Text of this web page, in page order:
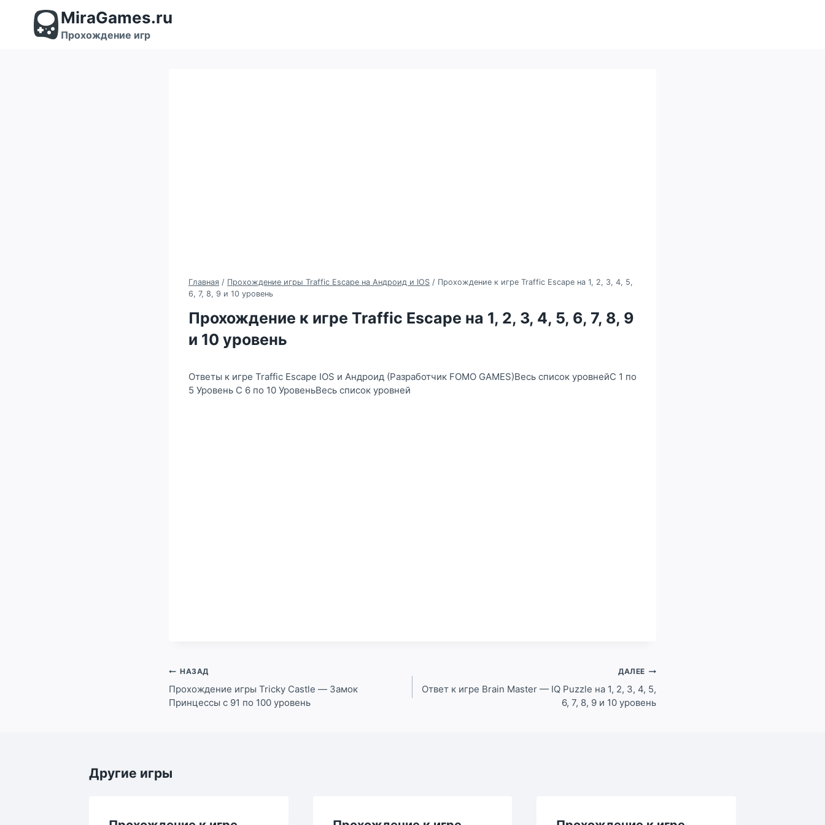
содержимому
MiraGames.ru
Прохождение игр
Главная / Прохождение игры Traffic Escape на Андроид и IOS / Прохождение к игре Traffic Escape на 1, 2, 3, 4, 5,
6, 7, 8, 9 и 10 уровень
Прохождение к игре Traffic Escape на 1, 2, 3, 4, 5, 6, 7, 8, 9
и 10 уровень
Ответы к игре Traffic Escape IOS и Андроид (Разработчик FOMO GAMES)Весь список уровнейС 1 по
5 Уровень С 6 по 10 УровеньВесь список уровней
Навигация
по
записям
НАЗАД
Прохождение игры Tricky Castle — Замок
Принцессы с 91 по 100 уровень
ДАЛЕЕ
Ответ к игре Brain Master — IQ Puzzle на 1, 2, 3, 4, 5,
6, 7, 8, 9 и 10 уровень
Другие игры